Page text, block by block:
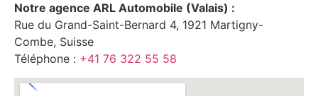
Notre agence ARL Automobile (Valais) :
Rue du Grand-Saint-Bernard 4, 1921 Martigny-
Combe, Suisse
Téléphone : +41 76 322 55 58